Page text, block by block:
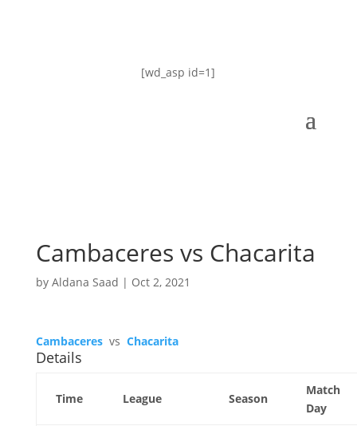
[wd_asp id=1]
Cambaceres vs Chacarita
by Aldana Saad | Oct 2, 2021
Cambaceres vs Chacarita
Details
Time League Season
Match
Day